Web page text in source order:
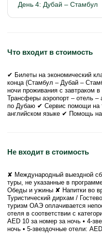
День 4: Дубай – Стамбул
Что входит в стоимость
✔ Билеты на экономический
конца (Стамбул – Дубай –
ночи проживания с завтраком
Трансферы аэропорт – отель –
по Дубаю ✔ Сервис помощи на
английском языке ✔ Помощь
Не входит в стоимость
✘ Международный выездной
туры, не указанные в
Обеды и ужины ✘ Напитки во
Туристический дирхам /
туризм ОАЭ оплачивается
отеля в соответствии с
AED 10 за номер за ночь • 4-
ночь • 5-звездочные отели: